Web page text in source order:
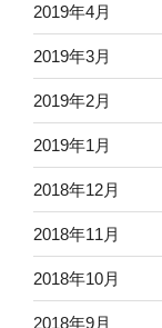
2019年4月
2019年3月
2019年2月
2019年1月
2018年12月
2018年11月
2018年10月
2018年9月